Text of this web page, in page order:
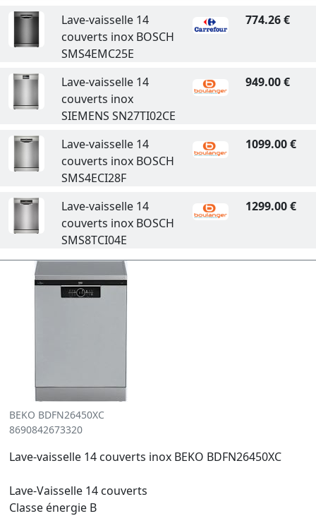
Lave-vaisselle 14
couverts inox BOSCH
SMS4EMC25E
774.26 €
Lave-vaisselle 14
couverts inox
SIEMENS SN27TI02CE
949.00 €
Lave-vaisselle 14
couverts inox BOSCH
SMS4ECI28F
1099.00 €
Lave-vaisselle 14
couverts inox BOSCH
SMS8TCI04E
1299.00 €
BEKO BDFN26450XC
8690842673320
Lave-vaisselle 14 couverts inox BEKO BDFN26450XC
Lave-Vaisselle 14 couverts
Classe énergie B